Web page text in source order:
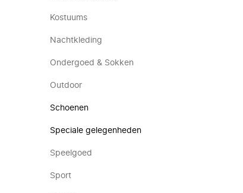
Kostuums
Nachtkleding
Ondergoed & Sokken
Outdoor
Schoenen
Speciale gelegenheden
Speelgoed
Sport